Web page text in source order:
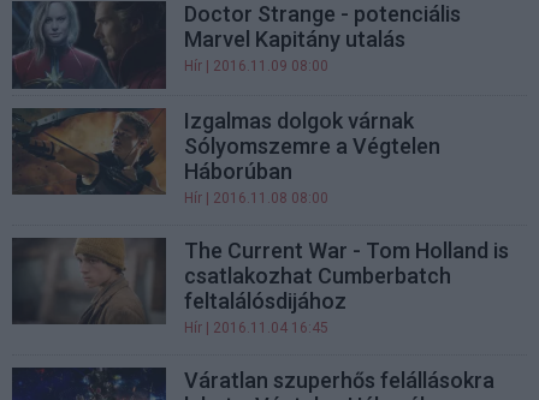
Doctor Strange - potenciális
Marvel Kapitány utalás
Hír | 2016.11.09 08:00
Izgalmas dolgok várnak
Sólyomszemre a Végtelen
Háborúban
Hír | 2016.11.08 08:00
The Current War - Tom Holland is
csatlakozhat Cumberbatch
feltalálósdijához
Hír | 2016.11.04 16:45
Váratlan szuperhős felállásokra